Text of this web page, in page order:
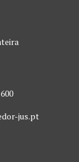
jus.pt